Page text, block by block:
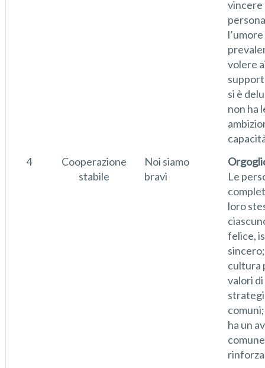
vincere
l’umore
volere
si è
non ha
4
Cooperazione
stabile
Noi siamo
bravi
Le
loro
felice,
cultura
valori di
ha un